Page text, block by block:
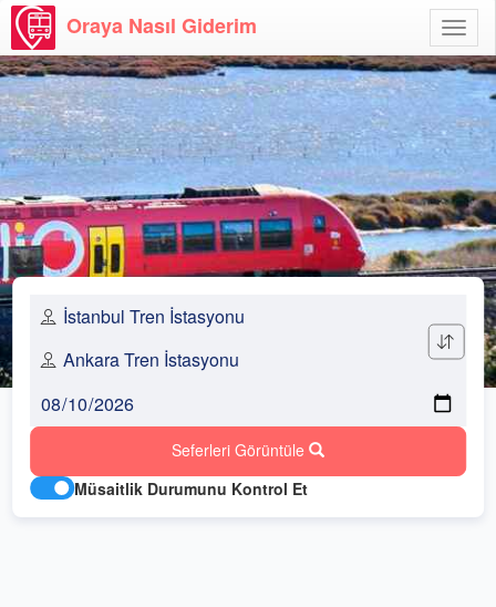
Aç
Oraya Nasıl Giderim
Seferleri Görüntüle
Müsaitlik Durumunu Kontrol Et